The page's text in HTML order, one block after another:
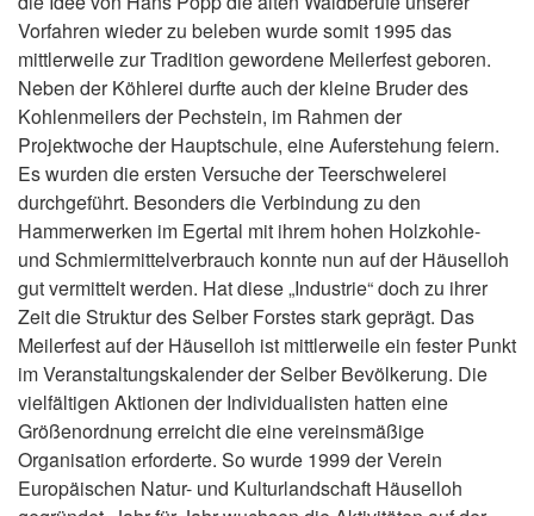
Vorfahren wieder zu beleben wurde somit 1995 das
mittlerweile zur Tradition gewordene Meilerfest geboren.
Neben der Köhlerei durfte auch der kleine Bruder des
Kohlenmeilers der Pechstein, im Rahmen der
Projektwoche der Hauptschule, eine Auferstehung feiern.
Es wurden die ersten Versuche der Teerschwelerei
durchgeführt. Besonders die Verbindung zu den
Hammerwerken im Egertal mit ihrem hohen Holzkohle-
und Schmiermittelverbrauch konnte nun auf der Häuselloh
gut vermittelt werden. Hat diese „Industrie“ doch zu ihrer
Zeit die Struktur des Selber Forstes stark geprägt. Das
Meilerfest auf der Häuselloh ist mittlerweile ein fester Punkt
im Veranstaltungskalender der Selber Bevölkerung. Die
vielfältigen Aktionen der Individualisten hatten eine
Größenordnung erreicht die eine vereinsmäßige
Organisation erforderte. So wurde 1999 der Verein
Europäischen Natur- und Kulturlandschaft Häuselloh